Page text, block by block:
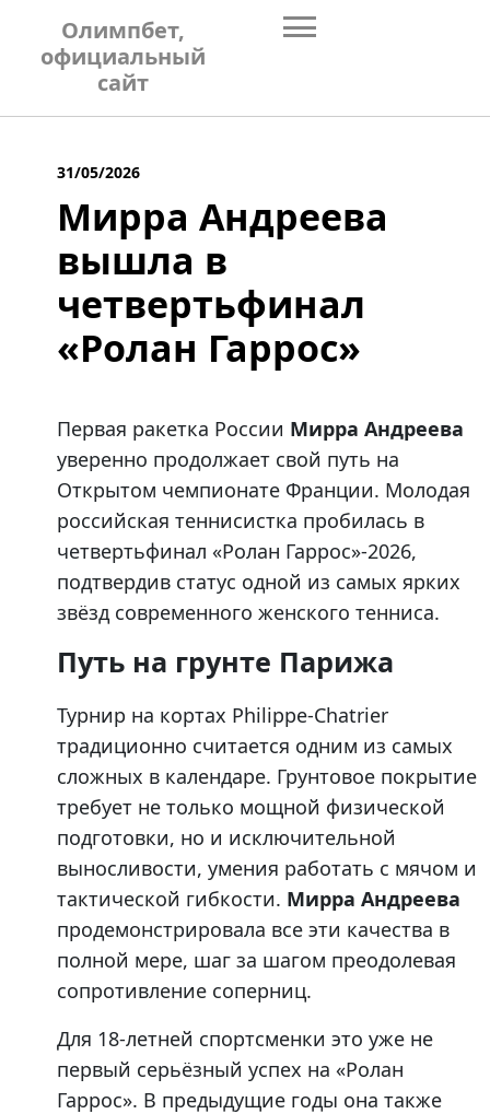
content
Олимпбет,
официальный
сайт
31/05/2026
Мирра Андреева
вышла в
четвертьфинал
«Ролан Гаррос»
Первая ракетка России Мирра Андреева
уверенно продолжает свой путь на
Открытом чемпионате Франции. Молодая
российская теннисистка пробилась в
четвертьфинал «Ролан Гаррос»-2026,
подтвердив статус одной из самых ярких
звёзд современного женского тенниса.
Путь на грунте Парижа
Турнир на кортах Philippe-Chatrier
традиционно считается одним из самых
сложных в календаре. Грунтовое покрытие
требует не только мощной физической
подготовки, но и исключительной
выносливости, умения работать с мячом и
тактической гибкости. Мирра Андреева
продемонстрировала все эти качества в
полной мере, шаг за шагом преодолевая
сопротивление соперниц.
Для 18-летней спортсменки это уже не
первый серьёзный успех на «Ролан
Гаррос». В предыдущие годы она также